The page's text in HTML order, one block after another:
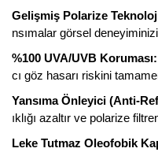
Gelişmiş Polarize
nsımalar görsel
%100 UVA/UVB Koruması:
cı göz hasarı riskini
Yansıma Önleyici (Anti-
ıklığı azaltır ve polarize
Leke Tutmaz Oleofobik